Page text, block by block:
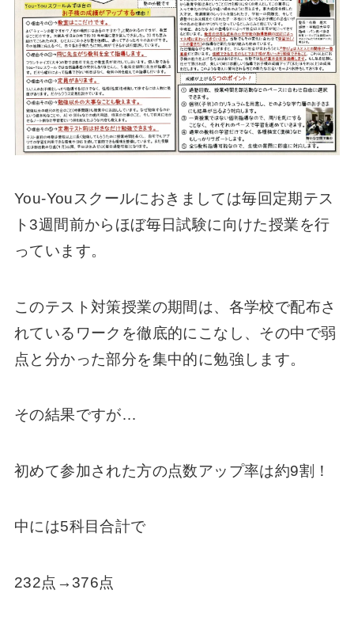
You-Youスクールにおきましては毎回定期テス
ト3週間前からほぼ毎日試験に向けた授業を行
っています。
このテスト対策授業の期間は、各学校で配布さ
れているワークを徹底的にこなし、その中で弱
点と分かった部分を集中的に勉強します。
その結果ですが…
初めて参加された方の点数アップ率は約9割！
中には5科目合計で
232点→376点